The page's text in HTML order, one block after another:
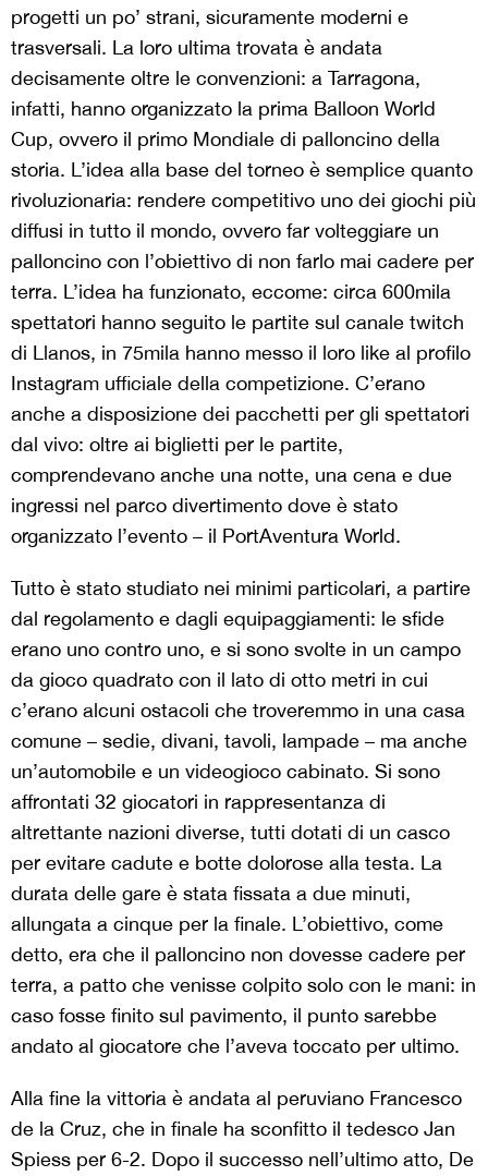
progetti un po’ strani, sicuramente moderni e
trasversali. La loro ultima trovata è andata
decisamente oltre le convenzioni: a Tarragona,
infatti, hanno organizzato la prima Balloon World
Cup, ovvero il primo Mondiale di palloncino della
storia. L’idea alla base del torneo è semplice quanto
rivoluzionaria: rendere competitivo uno dei giochi più
diffusi in tutto il mondo, ovvero far volteggiare un
palloncino con l’obiettivo di non farlo mai cadere per
terra. L’idea ha funzionato, eccome: circa 600mila
spettatori hanno seguito le partite sul canale twitch
di Llanos, in 75mila hanno messo il loro like al profilo
Instagram ufficiale della competizione. C’erano
anche a disposizione dei pacchetti per gli spettatori
dal vivo: oltre ai biglietti per le partite,
comprendevano anche una notte, una cena e due
ingressi nel parco divertimento dove è stato
organizzato l’evento – il PortAventura World.
Tutto è stato studiato nei minimi particolari, a partire
dal regolamento e dagli equipaggiamenti: le sfide
erano uno contro uno, e si sono svolte in un campo
da gioco quadrato con il lato di otto metri in cui
c’erano alcuni ostacoli che troveremmo in una casa
comune – sedie, divani, tavoli, lampade – ma anche
un’automobile e un videogioco cabinato. Si sono
affrontati 32 giocatori in rappresentanza di
altrettante nazioni diverse, tutti dotati di un casco
per evitare cadute e botte dolorose alla testa. La
durata delle gare è stata fissata a due minuti,
allungata a cinque per la finale. L’obiettivo, come
detto, era che il palloncino non dovesse cadere per
terra, a patto che venisse colpito solo con le mani: in
caso fosse finito sul pavimento, il punto sarebbe
andato al giocatore che l’aveva toccato per ultimo.
Alla fine la vittoria è andata al peruviano Francesco
de la Cruz, che in finale ha sconfitto il tedesco Jan
Spiess per 6-2. Dopo il successo nell’ultimo atto, De